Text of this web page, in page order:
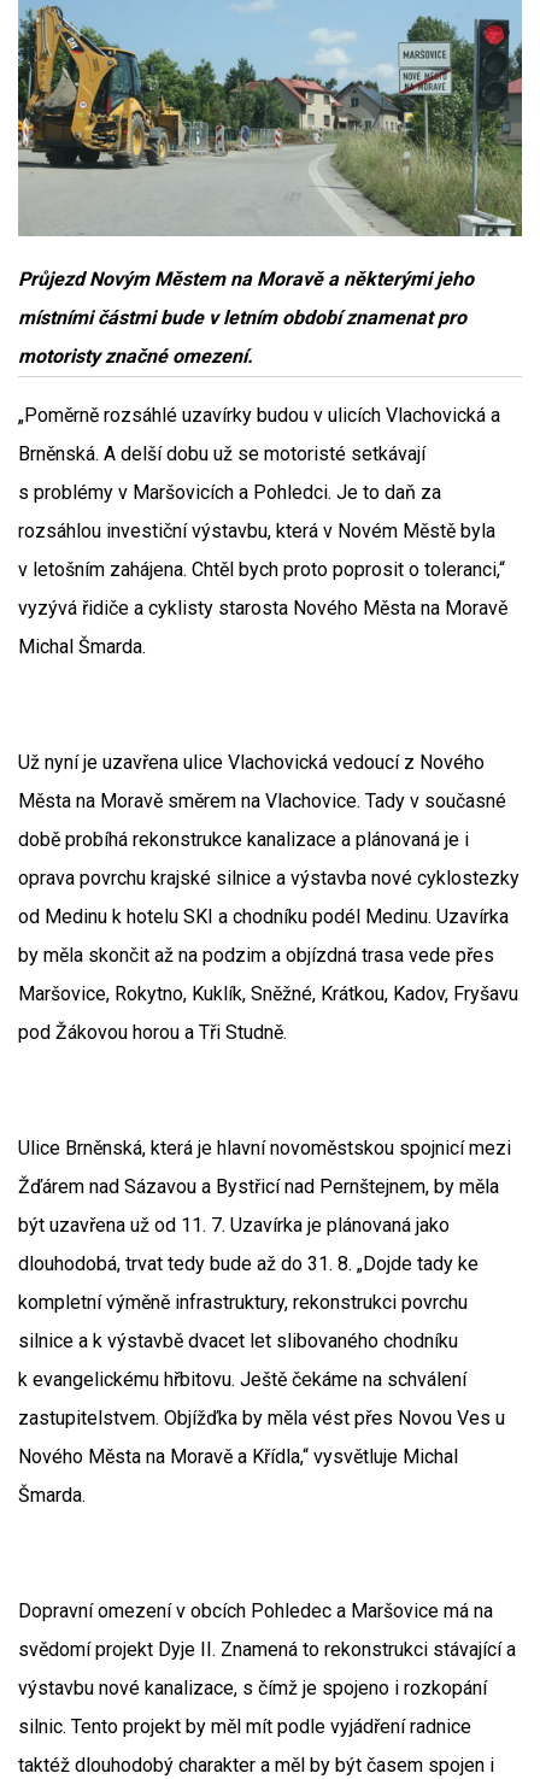
Průjezd Novým Městem na Moravě a některými jeho
místními částmi bude v letním období znamenat pro
motoristy značné omezení.
„Poměrně rozsáhlé uzavírky budou v ulicích Vlachovická a
Brněnská. A delší dobu už se motoristé setkávají
s problémy v Maršovicích a Pohledci. Je to daň za
rozsáhlou investiční výstavbu, která v Novém Městě byla
v letošním zahájena. Chtěl bych proto poprosit o toleranci,“
vyzývá řidiče a cyklisty starosta Nového Města na Moravě
Michal Šmarda.
Už nyní je uzavřena ulice Vlachovická vedoucí z Nového
Města na Moravě směrem na Vlachovice. Tady v současné
době probíhá rekonstrukce kanalizace a plánovaná je i
oprava povrchu krajské silnice a výstavba nové cyklostezky
od Medinu k hotelu SKI a chodníku podél Medinu. Uzavírka
by měla skončit až na podzim a objízdná trasa vede přes
Maršovice, Rokytno, Kuklík, Sněžné, Krátkou, Kadov, Fryšavu
pod Žákovou horou a Tři Studně.
Ulice Brněnská, která je hlavní novoměstskou spojnicí mezi
Žďárem nad Sázavou a Bystřicí nad Pernštejnem, by měla
být uzavřena už od 11. 7. Uzavírka je plánovaná jako
dlouhodobá, trvat tedy bude až do 31. 8. „Dojde tady ke
kompletní výměně infrastruktury, rekonstrukci povrchu
silnice a k výstavbě dvacet let slibovaného chodníku
k evangelickému hřbitovu. Ještě čekáme na schválení
zastupitelstvem. Objížďka by měla vést přes Novou Ves u
Nového Města na Moravě a Křídla,“ vysvětluje Michal
Šmarda.
Dopravní omezení v obcích Pohledec a Maršovice má na
svědomí projekt Dyje II. Znamená to rekonstrukci stávající a
výstavbu nové kanalizace, s čímž je spojeno i rozkopání
silnic. Tento projekt by měl mít podle vyjádření radnice
taktéž dlouhodobý charakter a měl by být časem spojen i